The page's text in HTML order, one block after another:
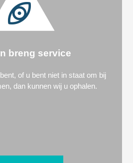
breng service
of u bent niet in staat om bij
dan kunnen wij u ophalen.